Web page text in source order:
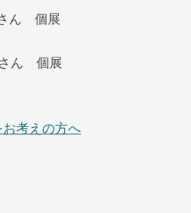
ん 個展
ん 個展
考えの方へ